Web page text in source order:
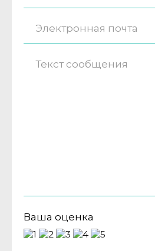
Ваша оценка